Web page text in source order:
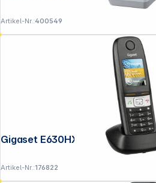
Artikel-Nr.:400549
Gigaset E630HX schwarz
Artikel-Nr.:176822